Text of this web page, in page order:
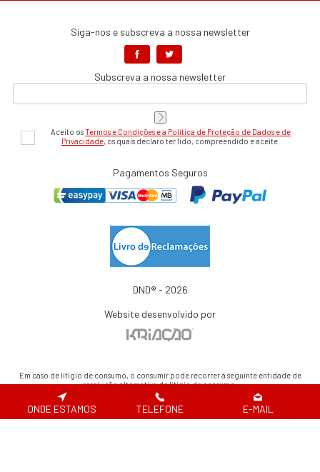
Siga-nos e subscreva a nossa newsletter
Subscreva a nossa newsletter
Aceito osTermos e Condições e a Política de Proteção de Dados e de
Privacidade, os quais declaro ter lido, compreendido e aceite.
Pagamentos Seguros
DND® - 2026
Website desenvolvido por
Em caso de litígio de consumo, o consumir pode recorrer à seguinte entidade de
resolução alternativa de litígio de consumo:
Centro de Arbitragem de Conflitos de Consumo de Lisboa | Tel.: 218 807 030 |
www.centroarbitragemlisboa.pt
Para atualizações e mais informações, consulte o Portal do Consumir em
www.consumidor.pt
ONDE ESTAMOS TELEFONE E-MAIL